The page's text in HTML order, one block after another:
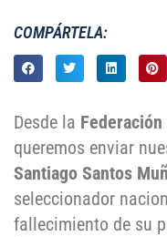
COMPÁRTELA:
Desde la Federación
queremos enviar
Santiago Santos
seleccionador
fallecimiento de su